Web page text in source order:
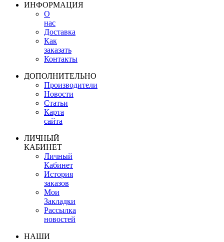
ИНФОРМАЦИЯ
О
нас
Доставка
Как
заказать
Контакты
ДОПОЛНИТЕЛЬНО
Производители
Новости
Статьи
Карта
сайта
ЛИЧНЫЙ
КАБИНЕТ
Личный
Кабинет
История
заказов
Мои
Закладки
Рассылка
новостей
НАШИ